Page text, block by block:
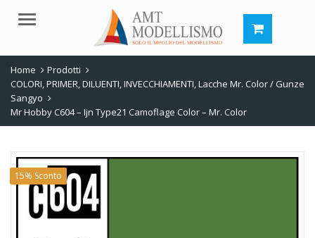
Menu
Home
Prodotti
COLORI, PRIMER, DILUENTI, INVECCHIAMENTI,Lacche Mr. Color / Gunze
Sangyo
Mr Hobby C604 – Ijn Type21 Camoflage Color – Mr. Color
15% Sconto